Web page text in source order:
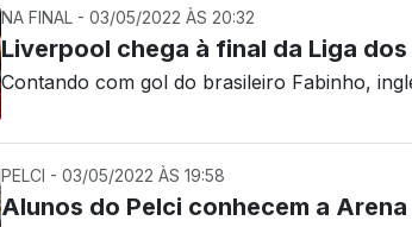
NA FINAL - 03/05/2022 ÀS 20:32
Liverpool chega à final da Liga dos
Contando com gol do brasileiro Fabinho,
PELCI - 03/05/2022 ÀS 19:58
Alunos do Pelci conhecem a